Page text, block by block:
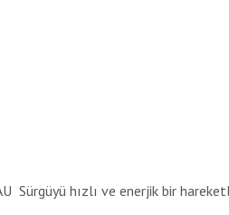
Sürgüyü hızlı ve enerjik bir